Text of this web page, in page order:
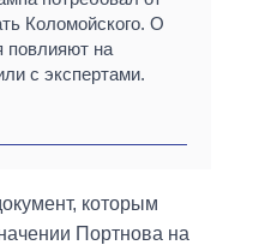
Коломойского. О
повлияют на
с экспертами.
которым
Портнова на